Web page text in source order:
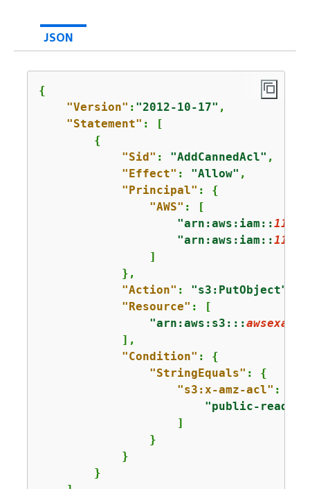
JSON
{
"Version" : "2012-10-17" ,
"Statement" : [
{
"Sid" : "AddCannedAcl" ,
"Effect" : "Allow" ,
"Principal" : {
"AWS" : [
"arn:aws:iam::
"arn:aws:iam::
                ]
            },
"Action" : "s3:PutObject"
"Resource" : [
"arn:aws:s3:::
            ],
"Condition" : {
"StringEquals" : {
"s3:x-amz-acl" : [
"public-read"
                    ]
                }
            }
        }